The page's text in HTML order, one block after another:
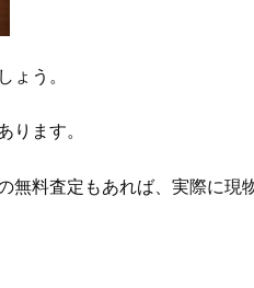
ょう。
ります。
無料査定もあれば、実際に現